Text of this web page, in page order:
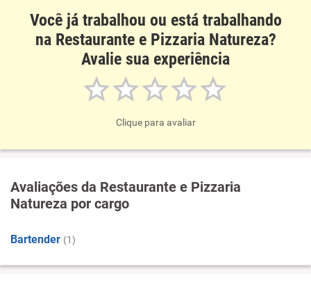
Você já trabalhou ou está trabalhando
na Restaurante e Pizzaria Natureza?
Avalie sua experiência
Clique para avaliar
Avaliações da Restaurante e Pizzaria
Natureza por cargo
Bartender (1)